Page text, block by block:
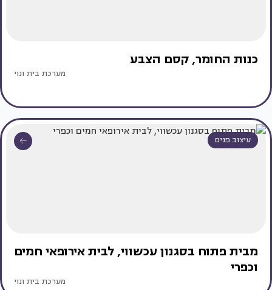
כנות החומר, קסם הצבע
מערכת בית ונוי
עיצוב פנים
מבית פתוח בסגנון עכשווי, לבית אירופאי חמים
וכפרי
מערכת בית ונוי